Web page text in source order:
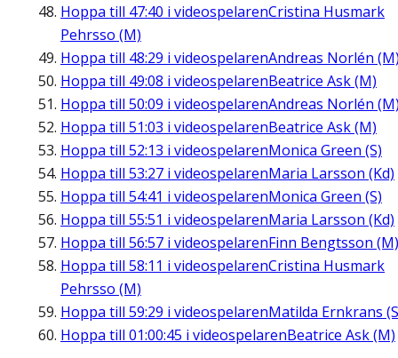
Hoppa till 47:40 i videospelarenCristina Husmark
Pehrsso (M)
Hoppa till 48:29 i videospelarenAndreas Norlén
Hoppa till 49:08 i videospelarenBeatrice Ask (M)
Hoppa till 50:09 i videospelarenAndreas Norlén
Hoppa till 51:03 i videospelarenBeatrice Ask (M)
Hoppa till 52:13 i videospelarenMonica Green (S)
Hoppa till 53:27 i videospelarenMaria Larsson (Kd)
Hoppa till 54:41 i videospelarenMonica Green (S)
Hoppa till 55:51 i videospelarenMaria Larsson (Kd)
Hoppa till 56:57 i videospelarenFinn Bengtsson (M)
Hoppa till 58:11 i videospelarenCristina Husmark
Pehrsso (M)
Hoppa till 59:29 i videospelarenMatilda Ernkrans
Hoppa till 01:00:45 i videospelarenBeatrice Ask (M)